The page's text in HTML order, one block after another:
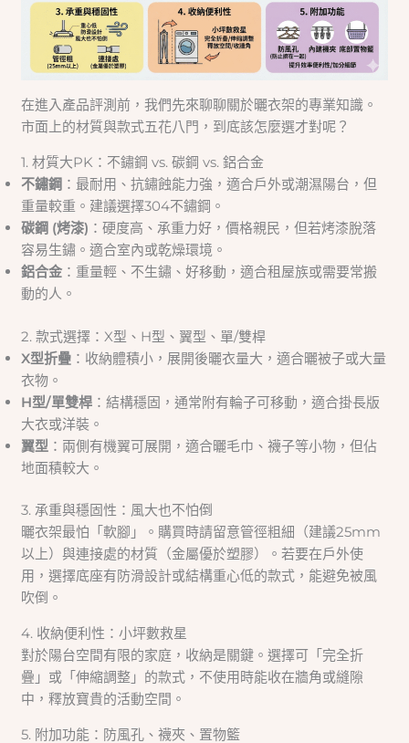
在進入產品評測前，我們先來聊聊關於曬衣架的專業知識。
市面上的材質與款式五花八門，到底該怎麼選才對呢？
1. 材質大PK：不鏽鋼 vs. 碳鋼 vs. 鋁合金
不鏽鋼 ：最耐用、抗鏽蝕能力強，適合戶外或潮濕陽台，但
重量較重。建議選擇304不鏽鋼。
碳鋼 (烤漆) ：硬度高、承重力好，價格親民，但若烤漆脫落
容易生鏽。適合室內或乾燥環境。
鋁合金 ：重量輕、不生鏽、好移動，適合租屋族或需要常搬
動的人。
2. 款式選擇：X型、H型、翼型、單/雙桿
X型折疊 ：收納體積小，展開後曬衣量大，適合曬被子或大量
衣物。
H型/單雙桿 ：結構穩固，通常附有輪子可移動，適合掛長版
大衣或洋裝。
翼型 ：兩側有機翼可展開，適合曬毛巾、襪子等小物，但佔
地面積較大。
3. 承重與穩固性：風大也不怕倒
曬衣架最怕「軟腳」。購買時請留意管徑粗細（建議25mm
以上）與連接處的材質（金屬優於塑膠）。若要在戶外使
用，選擇底座有防滑設計或結構重心低的款式，能避免被風
吹倒。
4. 收納便利性：小坪數救星
對於陽台空間有限的家庭，收納是關鍵。選擇可「完全折
疊」或「伸縮調整」的款式，不使用時能收在牆角或縫隙
中，釋放寶貴的活動空間。
5. 附加功能：防風孔、襪夾、置物籃